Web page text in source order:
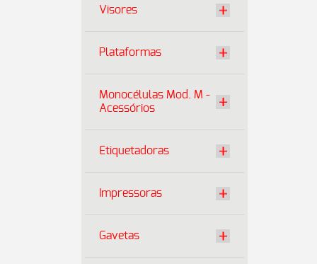
Visores
Plataformas
Monocélulas Mod. M -
Acessórios
Etiquetadoras
Impressoras
Gavetas